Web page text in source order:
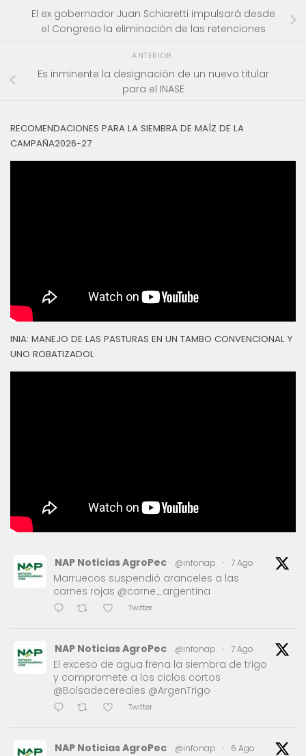
El ex gobernador Juan Schiaretti impulsará desde
el Congreso la eliminación de las retenciones
ANTERIOR
Es inminente la designación de un nuevo titular
para el INASE
RECOMENDACIONES PARA LA SIEMBRA DE MAÍZ DE LA
CAMPAÑA2026-27
INIA: MANEJO DE LAS PASTURAS EN UN TAMBO CONVENCIONAL Y
UNO ROBATIZADOL
NAP Noticias AgroPec @infonap · 7 Ago
Marruecos suspendió aranceles a las
carnes rojas @carne_argentina
Twitter
NAP Noticias AgroPec @infonap · 7 Ago
El exceso de agua frena la siembra de trigo
y compromete a los ciclos cortos
@Bolsadecereales @ArgenTrigo
Twitter
NAP Noticias AgroPec @infonap · 6 Ago